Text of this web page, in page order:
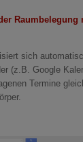
Raumbelegung
sich
(z.B. Google
Termine